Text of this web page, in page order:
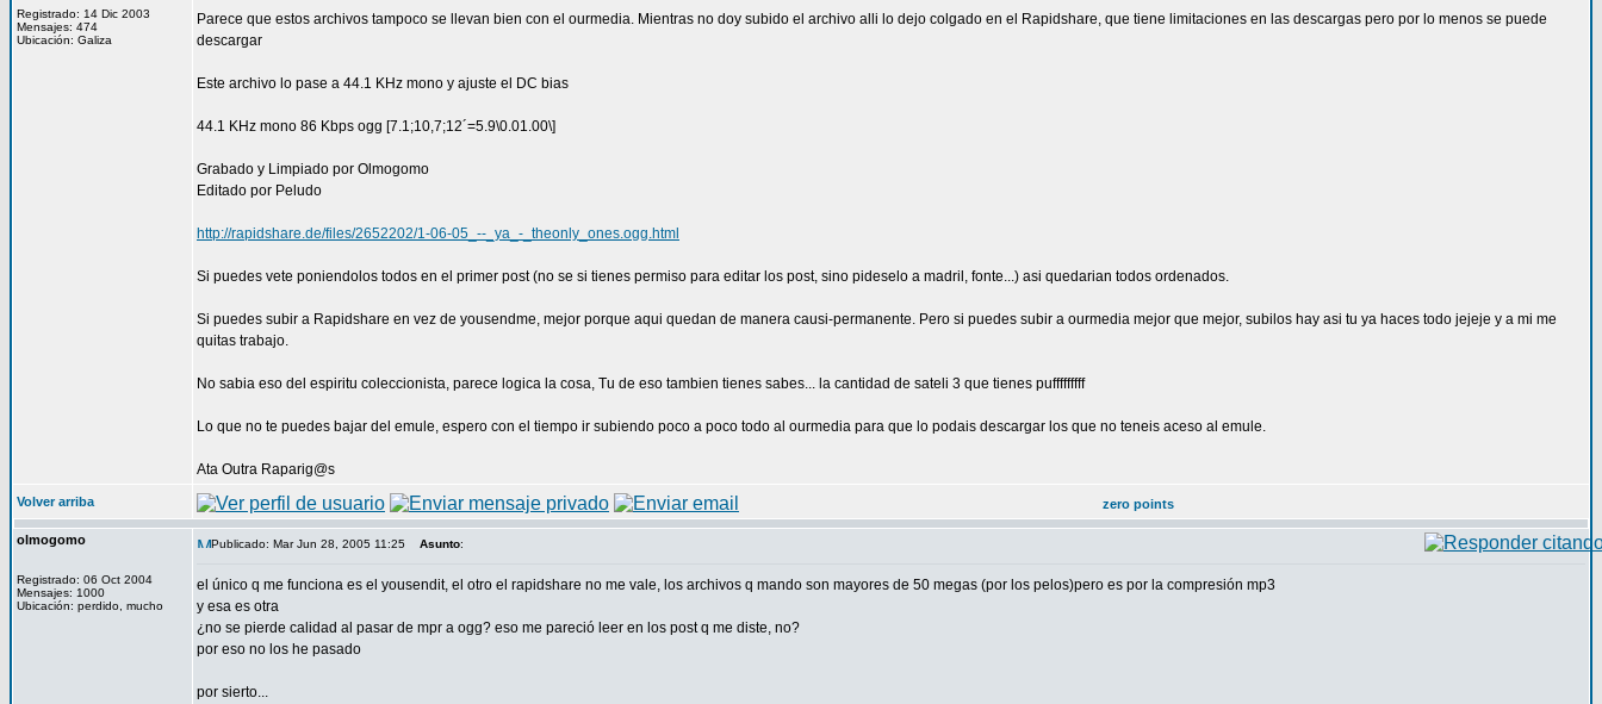
Registrado: 14 Dic 2003
Mensajes: 474
Ubicación: Galiza
Parece que estos archivos tampoco se llevan bien con el ourmedia. Mientras no doy subido el archivo alli lo dejo colgado en el Rapidshare, que tiene limitaciones en las descargas pero por lo menos se puede
descargar
Este archivo lo pase a 44.1 KHz mono y ajuste el DC bias
44.1 KHz mono 86 Kbps ogg [7.1;10,7;12´=5.9\0.01.00\]
Grabado y Limpiado por Olmogomo
Editado por Peludo
http://rapidshare.de/files/2652202/1-06-05_--_ya_-_theonly_ones.ogg.html
Si puedes vete poniendolos todos en el primer post (no se si tienes permiso para editar los post, sino pideselo a madril, fonte...) asi quedarian todos ordenados.
Si puedes subir a Rapidshare en vez de yousendme, mejor porque aqui quedan de manera causi-permanente. Pero si puedes subir a ourmedia mejor que mejor, subilos hay asi tu ya haces todo jejeje y a mi me
quitas trabajo.
No sabia eso del espiritu coleccionista, parece logica la cosa, Tu de eso tambien tienes sabes... la cantidad de sateli 3 que tienes pufffffffff
Lo que no te puedes bajar del emule, espero con el tiempo ir subiendo poco a poco todo al ourmedia para que lo podais descargar los que no teneis aceso al emule.
Ata Outra Raparig@s
Volver arriba zero points
olmogomo
Registrado: 06 Oct 2004
Mensajes: 1000
Ubicación: perdido, mucho
Publicado: Mar Jun 28, 2005 11:25 Asunto:
el único q me funciona es el yousendit, el otro el rapidshare no me vale, los archivos q mando son mayores de 50 megas (por los pelos)pero es por la compresión mp3
y esa es otra
¿no se pierde calidad al pasar de mpr a ogg? eso me pareció leer en los post q me diste, no?
por eso no los he pasado
por sierto...